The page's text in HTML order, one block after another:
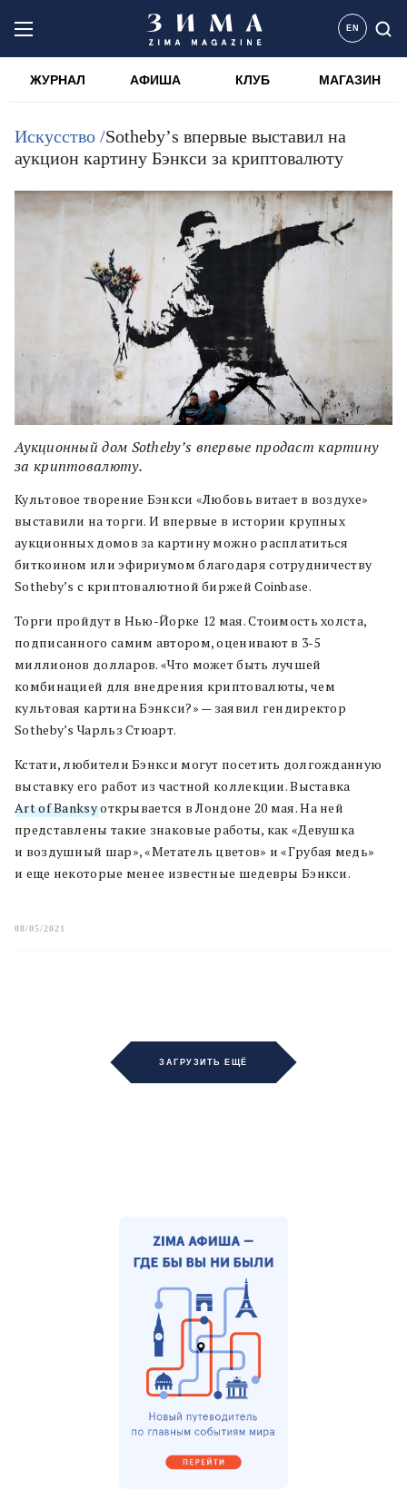
EN
ЖУРНАЛ АФИША КЛУБ МАГАЗИН
Искусство /Sothebyʼs впервые выставил на
аукцион картину Бэнкси за криптовалюту
Аукционный дом Sothebyʼs впервые продаст картину
за криптовалюту.
Культовое творение Бэнкси «Любовь витает в воздухе»
выставили на торги. И впервые в истории крупных
аукционных домов за картину можно расплатиться
биткоином или эфириумом благодаря сотрудничеству
Sotheby’s с криптовалютной биржей Coinbase.
Торги пройдут в Нью-Йорке 12 мая. Стоимость холста,
подписанного самим автором, оценивают в 3-5
миллионов долларов. «Что может быть лучшей
комбинацией для внедрения криптовалюты, чем
культовая картина Бэнкси?» — заявил гендиректор
Sotheby’s Чарльз Стюарт.
Кстати, любители Бэнкси могут посетить долгожданную
выставку его работ из частной коллекции. Выставка
Art of Banksyоткрывается в Лондоне 20 мая. На ней
представлены такие знаковые работы, как «Девушка
и воздушный шар», «Метатель цветов» и «Грубая медь»
и еще некоторые менее известные шедевры Бэнкси.
08/05/2021
ЗАГРУЗИТЬ ЕЩЁ